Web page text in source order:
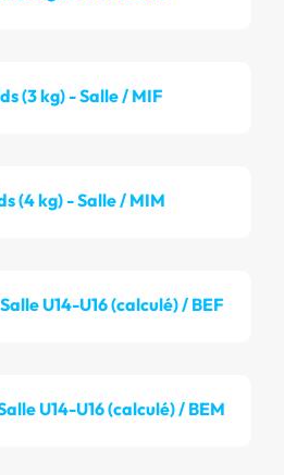
(3 kg) - Salle / MIF
(4 kg) - Salle / MIM
U14-U16 (calculé) / BEF
U14-U16 (calculé) / BEM